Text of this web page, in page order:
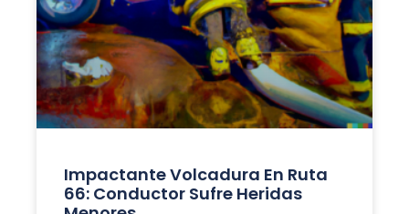
Impactante Volcadura En Ruta
66: Conductor Sufre Heridas